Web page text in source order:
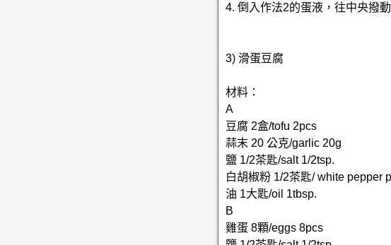
4. 倒入作法2的蛋液，往中央撥
3) 滑蛋豆腐
材料：
A
豆腐 2盒/tofu 2pcs
蒜末 20 公克/garlic 20g
鹽 1/2茶匙/salt 1/2tsp.
白胡椒粉 1/2茶匙/ white pepper
油 1大匙/oil 1tbsp.
B
雞蛋 8顆/eggs 8pcs